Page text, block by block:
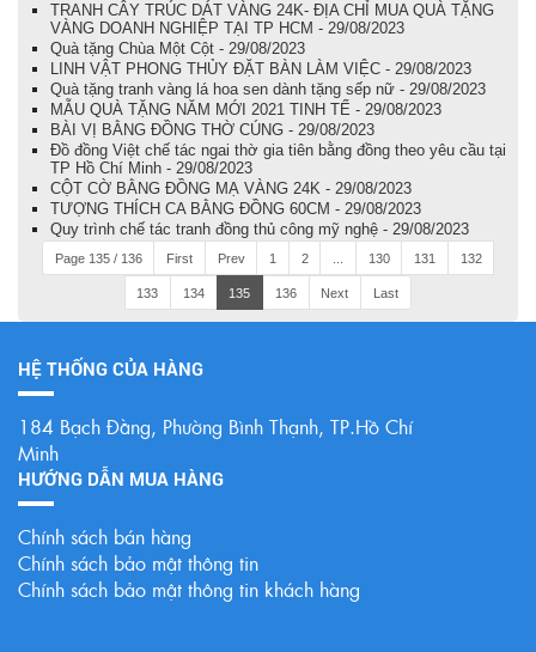
TRANH CÂY TRÚC DÁT VÀNG 24K- ĐỊA CHỈ MUA QUÀ TẶNG
VÀNG DOANH NGHIỆP TẠI TP HCM - 29/08/2023
Quà tặng Chùa Một Cột - 29/08/2023
LINH VẬT PHONG THỦY ĐẶT BÀN LÀM VIỆC - 29/08/2023
Quà tặng tranh vàng lá hoa sen dành tặng sếp nữ - 29/08/2023
MẪU QUÀ TẶNG NĂM MỚI 2021 TINH TẾ - 29/08/2023
BÀI VỊ BẰNG ĐỒNG THỜ CÚNG - 29/08/2023
Đồ đồng Việt chế tác ngai thờ gia tiên bằng đồng theo yêu cầu tại
TP Hồ Chí Minh - 29/08/2023
CỘT CỜ BẰNG ĐỒNG MẠ VÀNG 24K - 29/08/2023
TƯỢNG THÍCH CA BẰNG ĐỒNG 60CM - 29/08/2023
Quy trình chế tác tranh đồng thủ công mỹ nghệ - 29/08/2023
Page 135 / 136 First Prev 1 2 130 131 132
133 134 135 136 Next Last
HỆ THỐNG CỦA HÀNG
184 Bạch Đằng, Phường Bình Thạnh, TP.Hồ Chí
Minh
HƯỚNG DẪN MUA HÀNG
Chính sách bán hàng
Chính sách bảo mật thông tin
Chính sách bảo mật thông tin khách hàng